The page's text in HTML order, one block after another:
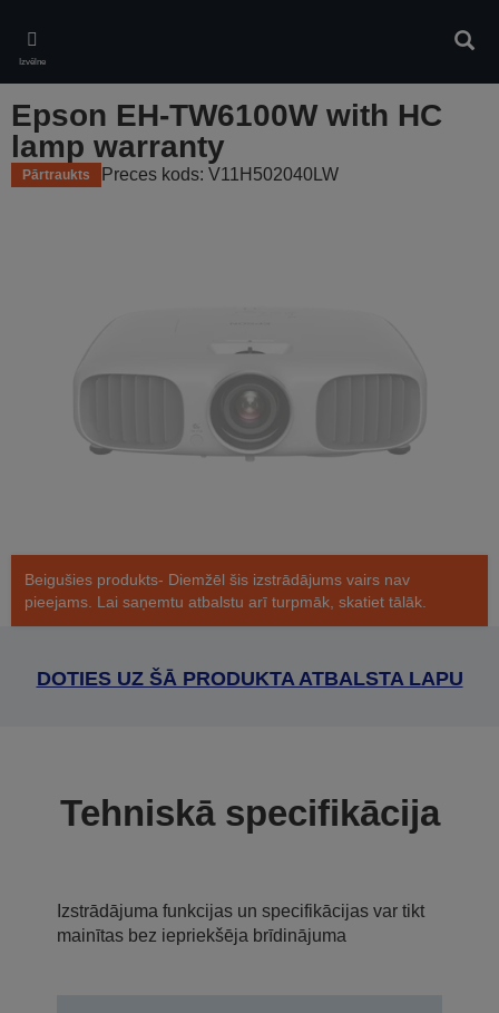
main
content
Izvēlne
Epson EH-TW6100W with HC
lamp warranty
Pārtraukts Preces kods: V11H502040LW
Beigušies produkts- Diemžēl šis izstrādājums vairs nav
pieejams. Lai saņemtu atbalstu arī turpmāk, skatiet tālāk.
DOTIES UZ ŠĀ PRODUKTA ATBALSTA LAPU
Tehniskā specifikācija
Izstrādājuma funkcijas un specifikācijas var tikt
mainītas bez iepriekšēja brīdinājuma